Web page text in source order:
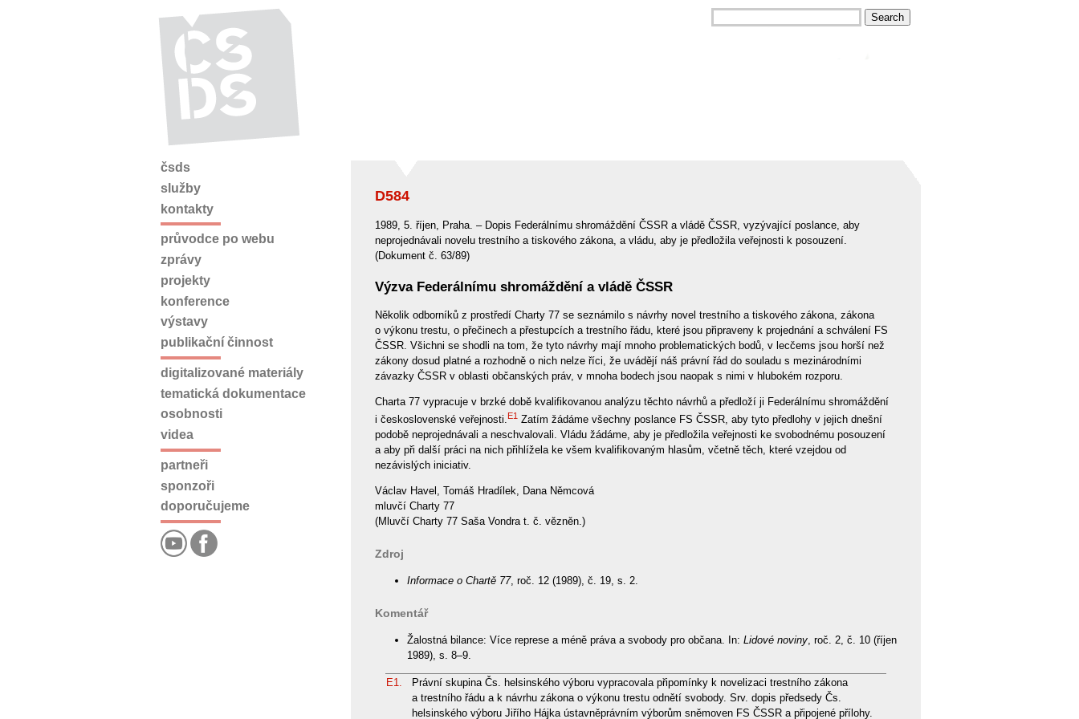
D584
1989, 5. říjen, Praha. – Dopis Federálnímu shromáždění ČSSR a vládě ČSSR, vyzývající poslance, aby
neprojednávali novelu trestního a tiskového zákona, a vládu, aby je předložila veřejnosti k posouzení.
(Dokument č. 63/89)
Výzva Federálnímu shromáždění a vládě ČSSR
Několik odborníků z prostředí Charty 77 se seznámilo s návrhy novel trestního a tiskového zákona, zákona
o výkonu trestu, o přečinech a přestupcích a trestního řádu, které jsou připraveny k projednání a schválení FS
ČSSR. Všichni se shodli na tom, že tyto návrhy mají mnoho problematických bodů, v lecčems jsou horší než
zákony dosud platné a rozhodně o nich nelze říci, že uvádějí náš právní řád do souladu s mezinárodními
závazky ČSSR v oblasti občanských práv, v mnoha bodech jsou naopak s nimi v hlubokém rozporu.
Charta 77 vypracuje v brzké době kvalifikovanou analýzu těchto návrhů a předloží ji Federálnímu shromáždění
i československé veřejnosti.E1 Zatím žádáme všechny poslance FS ČSSR, aby tyto předlohy v jejich dnešní
podobě neprojednávali a neschvalovali. Vládu žádáme, aby je předložila veřejnosti ke svobodnému posouzení
a aby při další práci na nich přihlížela ke všem kvalifikovaným hlasům, včetně těch, které vzejdou od
nezávislých iniciativ.
Václav Havel, Tomáš Hradílek, Dana Němcová
mluvčí Charty 77
(Mluvčí Charty 77 Saša Vondra t. č. vězněn.)
Zdroj
Informace o Chartě 77, roč. 12 (1989), č. 19, s. 2.
Komentář
Žalostná bilance: Více represe a méně práva a svobody pro občana. In: Lidové noviny, roč. 2, č. 10 (říjen
1989), s. 8–9.
E1.
Právní skupina Čs. helsinského výboru vypracovala připomínky k novelizaci trestního zákona
a trestního řádu a k návrhu zákona o výkonu trestu odnětí svobody. Srv. dopis předsedy Čs.
helsinského výboru Jiřího Hájka ústavněprávním výborům sněmoven FS ČSSR a připojené přílohy.
čsds
služby
kontakty
průvodce po webu
zprávy
projekty
konference
výstavy
publikační činnost
digitalizované materiály
tematická dokumentace
osobnosti
videa
partneři
sponzoři
doporučujeme